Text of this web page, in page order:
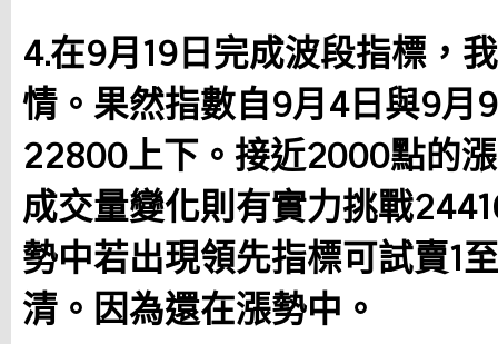
4.在9月19日完成波段指標，
情。果然指數自9月4日與9月
22800上下。接近2000點的
成交量變化則有實力挑戰
勢中若出現領先指標可試賣1
清。因為還在漲勢中。